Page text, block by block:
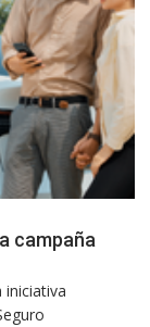
campaña
iniciativa